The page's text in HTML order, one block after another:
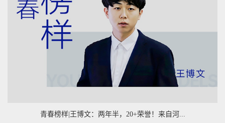
青春榜样|王博文：两年半，20+荣誉！来自河...